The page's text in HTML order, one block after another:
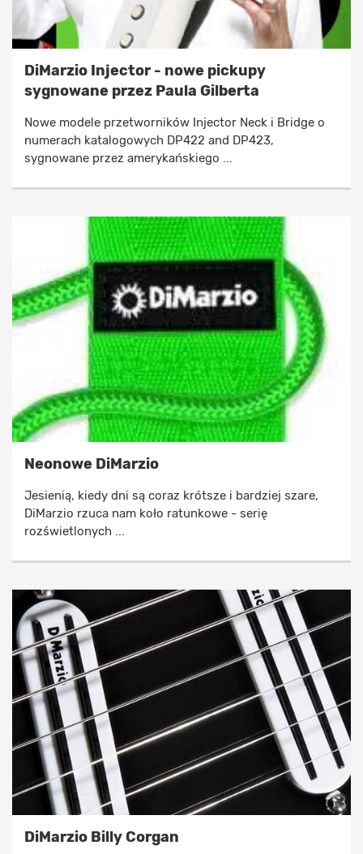
DiMarzio Injector - nowe pickupy
sygnowane przez Paula Gilberta
Nowe modele przetworników Injector Neck i Bridge o
numerach katalogowych DP422 and DP423,
sygnowane przez amerykańskiego ...
Neonowe DiMarzio
Jesienią, kiedy dni są coraz krótsze i bardziej szare,
DiMarzio rzuca nam koło ratunkowe - serię
rozświetlonych ...
DiMarzio Billy Corgan